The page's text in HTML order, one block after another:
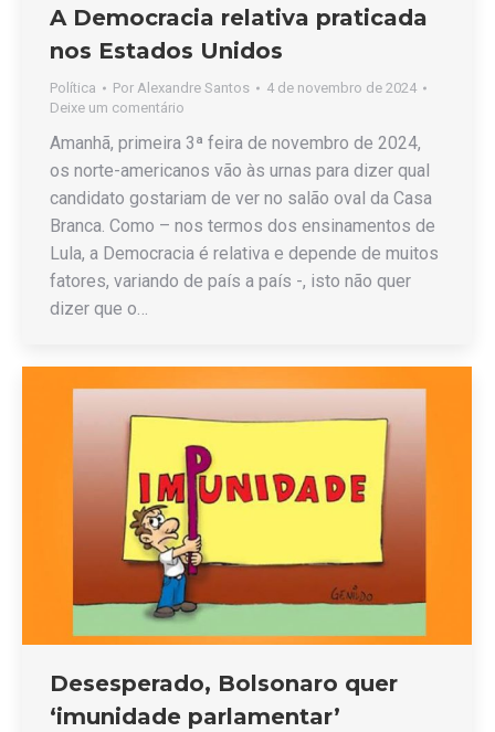
A Democracia relativa praticada
nos Estados Unidos
Política Por Alexandre Santos
4 de novembro de 2024
Deixe um comentário
Amanhã, primeira 3ª feira de novembro de 2024,
os norte-americanos vão às urnas para dizer qual
candidato gostariam de ver no salão oval da Casa
Branca. Como – nos termos dos ensinamentos de
Lula, a Democracia é relativa e depende de muitos
fatores, variando de país a país -, isto não quer
dizer que o…
Desesperado, Bolsonaro quer
‘imunidade parlamentar’